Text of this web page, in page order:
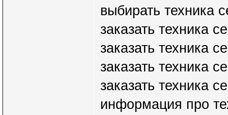
выбирать техника
заказать техника
заказать техника
заказать техника
заказать техника
информация про